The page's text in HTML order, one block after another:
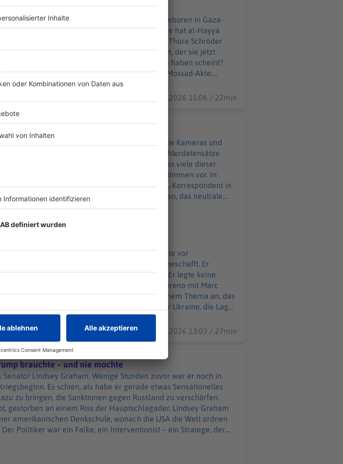
unter spiegel.de/abonnieren
Perspektiven. Informationen zu unserer Datenschutzerklärung.
gewählt: Khalil al-Hayya, Jahrgang 1960, geboren in Gaza-
Mitglied der Hamas. Insgesamt 17 Angehörige hat al-Hayya
in »Acht Milliarden« mit Israel-Korrespondent Thore Schröder
Jahre nach der Gründung? Wer ist der Mann, der sie jetzt
Trump, der zurzeit kein Interesse an Gaza zu haben scheint?
neue Hamas-Chef Khalil al-Hayya? (S+) Die Mossad-Akte:
24.07.2026 15:06 / 22min
Wahlbetrugsvorwürfen?
Donald Trump zur besten Sendezeit vor die Kameras und
im Wahlsystem der USA. 220 Millionen Wählerdatensätze
nicht, dass das seit Langem bekannt ist. Und dass viele dieser
keine Beweise für tatsächlich gefälschte Stimmen vor. In
Host Juan Moreno mit Marc Pitzke, SPIEGEL-Korrespondent in
sich Trump ausgerechnet jetzt einem Thema an, das neutrale
Thema:(S+) Rede an die Nation: Mit dieser Rede legt Trump den
finden Sie
Seite verantwortlich. +++ Mehr Hintergründe zum
Welt des SPIEGEL, unter
Podcasts finden Sie hier. Den
Registrieren Sie sich bei SPIEGEL Perspektiven. Informationen zu unserer Datenschutzerklärung.
besten Sendezeit vor die Kameras und warnte vor
Millionen Wählerdatensätze habe sich China beschafft. Er
dieser Daten ohnehin frei zugänglich sind. Er legte keine
von »Trumps Amerika« spricht Host Juan Moreno mit Marc
Warum nimmt sich Trump ausgerechnet jetzt einem Thema an, das
anderes – den Krieg in Iran, den Krieg in der Ukraine, die Lage
das alles nichts zu tun, diese interessiere Trump nicht. Mehr
den Grundstein, um die Midtermwahlen anzuzweifeln +++
22.07.2026 13:03 / 27min
– und nie mochte
brauchte – und nie mochte
Lindsey Graham. Wenige Stunden zuvor war er noch in
Es schien, als habe er gerade etwas Sensationelles
zu bringen, die Sanktionen gegen Russland zu verschärfen.
gestorben an einem Riss der Hauptschlagader. Lindsey Graham
amerikanischen Denkschule, wonach die USA die Welt ordnen
Politiker war ein Falke, ein Interventionist – ein Stratege, der
Host Juan Moreno mit Mathieu von Rohr, dem Leiter des